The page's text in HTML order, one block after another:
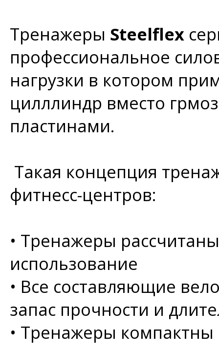
Тренажеры Steelflex
профессиональное
нагрузки в котором
цилллиндр вместо
пластинами.
Такая концепция
фитнесс-центров:
• Тренажеры
использование
• Все составляющие
запас прочности и
• Тренажеры компактны